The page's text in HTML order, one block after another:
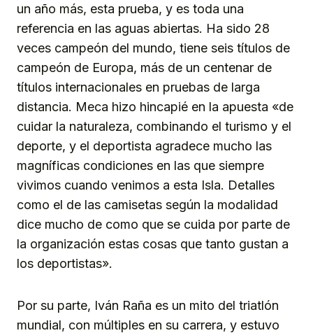
un año más, esta prueba, y es toda una
referencia en las aguas abiertas. Ha sido 28
veces campeón del mundo, tiene seis títulos de
campeón de Europa, más de un centenar de
títulos internacionales en pruebas de larga
distancia. Meca hizo hincapié en la apuesta «de
cuidar la naturaleza, combinando el turismo y el
deporte, y el deportista agradece mucho las
magníficas condiciones en las que siempre
vivimos cuando venimos a esta Isla. Detalles
como el de las camisetas según la modalidad
dice mucho de como que se cuida por parte de
la organización estas cosas que tanto gustan a
los deportistas».
Por su parte, Iván Raña es un mito del triatlón
mundial, con múltiples en su carrera, y estuvo